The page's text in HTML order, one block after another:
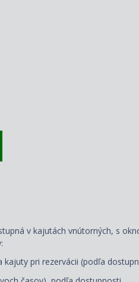
v kajutách vnútorných, s
pri rezervácii (podľa